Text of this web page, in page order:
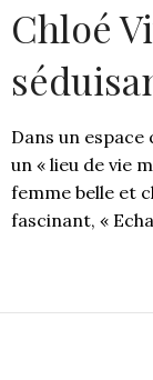
Chloé
Dans un
un « lieu de vie
femme belle et
fascinant, «